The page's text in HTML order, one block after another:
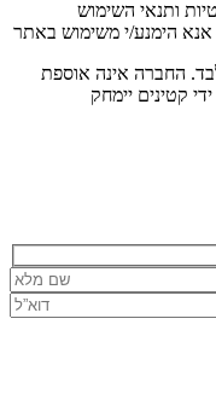
ותנאי השימוש
הימנע/י משימוש באתר
באתר מיועד לבגירים מעל גיל 18 בלבד. החברה אינה אוספת
קטינים יימחק